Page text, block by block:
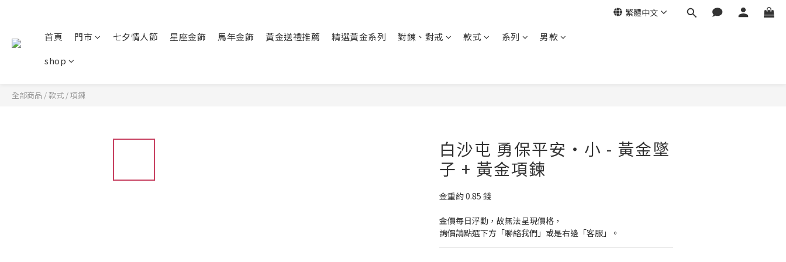
繁體中文
首頁 門市 七夕情人節 星座金飾 馬年金飾 黃金送禮推薦 精選黃金系列 對鍊、對戒 款式 系列
男款
shop
全部商品 /款式 /項鍊
白沙屯 勇保平安・小 - 黃金墜
子 + 黃金項鍊
金重約 0.85 錢
金價每日浮動，故無法呈現價格，
詢價請點選下方「聯絡我們」或是右邊「客服」。